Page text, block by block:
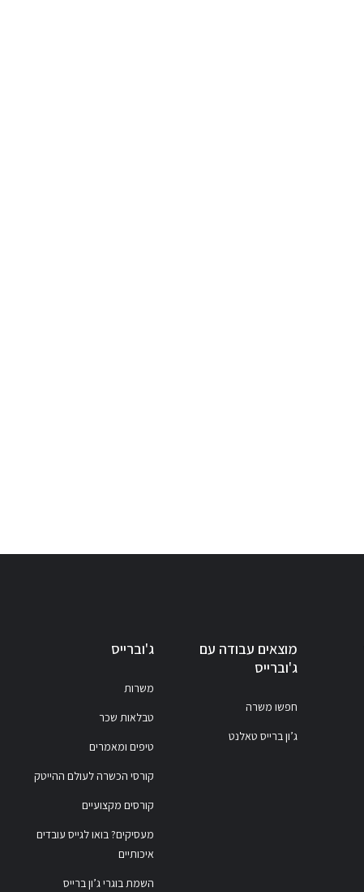
מוצאים עבודה עם
ג'וברייס
חפשו משרה
ג’ון ברייס טאלנט
ג'וברייס
משרות
טבלאות שכר
טיפים ומאמרים
קורסי הכשרה לעולם ההייטק
קורסים מקצועיים
מעסיקים? בואו לגייס עובדים
איכותיים
השמת בוגרי ג’ון ברייס